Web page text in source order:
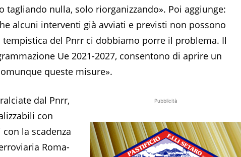
tagliando nulla, solo riorganizzando». Poi aggiunge:
alcuni interventi già avviati e previsti non possono
tempistica del Pnrr ci dobbiamo porre il problema. Il
Ue 2021-2027, consentono di aprire un
queste misure».
Pubblicità
dal Pnrr,
con
la scadenza
Roma-